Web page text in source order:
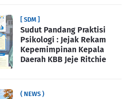
[ SDM ]
Sudut Pandang Praktisi
Psikologi : Jejak Rekam
Kepemimpinan Kepala
Daerah KBB Jeje Ritchie
( NEWS )